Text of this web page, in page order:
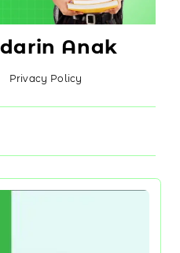
Anak
Privacy Policy